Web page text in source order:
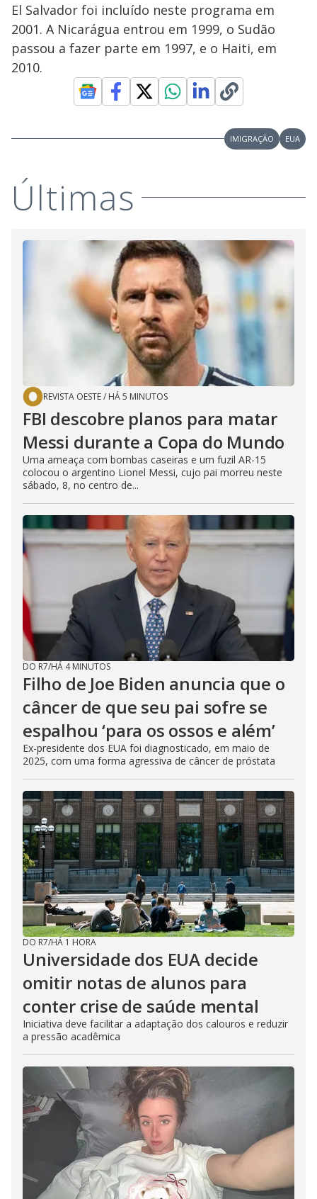
El Salvador foi incluído neste programa em
2001. A Nicarágua entrou em 1999, o Sudão
passou a fazer parte em 1997, e o Haiti, em
2010.
IMIGRAÇÃO EUA
Últimas
REVISTA OESTE/ HÁ 5 MINUTOS
FBI descobre planos para matar
Messi durante a Copa do Mundo
Uma ameaça com bombas caseiras e um fuzil AR-15
colocou o argentino Lionel Messi, cujo pai morreu neste
sábado, 8, no centro de...
DO R7/HÁ 4 MINUTOS
Filho de Joe Biden anuncia que o
câncer de que seu pai sofre se
espalhou ‘para os ossos e além’
Ex-presidente dos EUA foi diagnosticado, em maio de
2025, com uma forma agressiva de câncer de próstata
DO R7/HÁ 1 HORA
Universidade dos EUA decide
omitir notas de alunos para
conter crise de saúde mental
Iniciativa deve facilitar a adaptação dos calouros e reduzir
a pressão acadêmica